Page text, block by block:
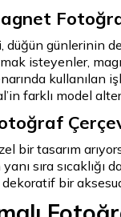
düğün günlerinin
isteyenler,
farklı model
bir tasarım
sıra
bir